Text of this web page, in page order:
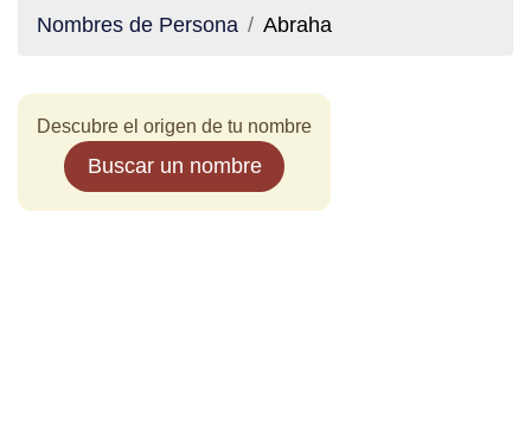
Nombres de Persona Abraha
Descubre el origen de tu nombre
Buscar un nombre